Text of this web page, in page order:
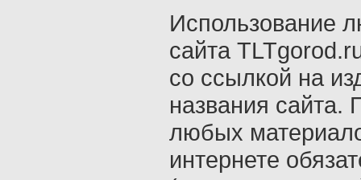
Использование
сайта
со ссылкой на
названия сайта.
любых
интернете